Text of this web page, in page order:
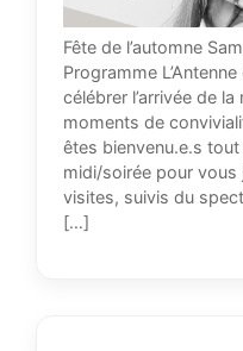
Fête de l’automne
Programme
célébrer l’arrivée de
moments de
êtes bienvenu.e.s tout
midi/soirée pour vous
visites, suivis du
[…]